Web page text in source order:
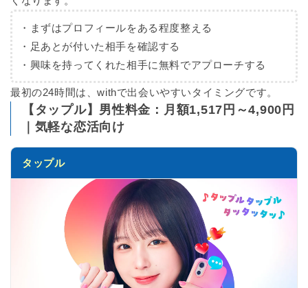
・まずはプロフィールをある程度整える
・足あとが付いた相手を確認する
・興味を持ってくれた相手に無料でアプローチする
最初の24時間は、withで出会いやすいタイミングです。
【タップル】男性料金：月額1,517円～4,900円
｜気軽な恋活向け
タップル